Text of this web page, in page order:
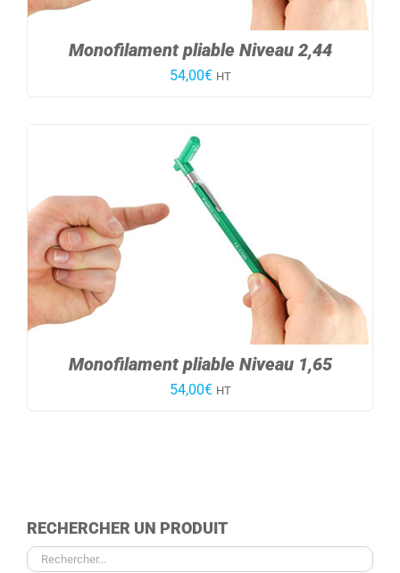
Monofilament pliable Niveau 2,44
54,00€ HT
Monofilament pliable Niveau 1,65
54,00€ HT
RECHERCHER UN PRODUIT